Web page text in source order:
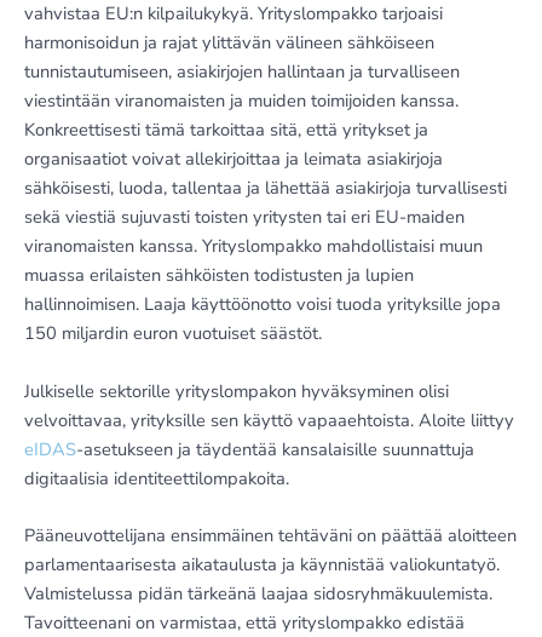
vahvistaa EU:n kilpailukykyä. Yrityslompakko tarjoaisi
harmonisoidun ja rajat ylittävän välineen sähköiseen
tunnistautumiseen, asiakirjojen hallintaan ja turvalliseen
viestintään viranomaisten ja muiden toimijoiden kanssa.
Konkreettisesti tämä tarkoittaa sitä, että yritykset ja
organisaatiot voivat allekirjoittaa ja leimata asiakirjoja
sähköisesti, luoda, tallentaa ja lähettää asiakirjoja turvallisesti
sekä viestiä sujuvasti toisten yritysten tai eri EU-maiden
viranomaisten kanssa. Yrityslompakko mahdollistaisi muun
muassa erilaisten sähköisten todistusten ja lupien
hallinnoimisen. Laaja käyttöönotto voisi tuoda yrityksille jopa
150 miljardin euron vuotuiset säästöt.
Julkiselle sektorille yrityslompakon hyväksyminen olisi
velvoittavaa, yrityksille sen käyttö vapaaehtoista. Aloite liittyy
eIDAS-asetukseen ja täydentää kansalaisille suunnattuja
digitaalisia identiteettilompakoita.
Pääneuvottelijana ensimmäinen tehtäväni on päättää aloitteen
parlamentaarisesta aikataulusta ja käynnistää valiokuntatyö.
Valmistelussa pidän tärkeänä laajaa sidosryhmäkuulemista.
Tavoitteenani on varmistaa, että yrityslompakko edistää